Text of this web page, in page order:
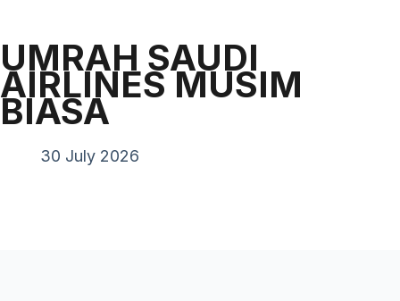
UMRAH SAUDI
AIRLINES MUSIM
BIASA
30 July 2026